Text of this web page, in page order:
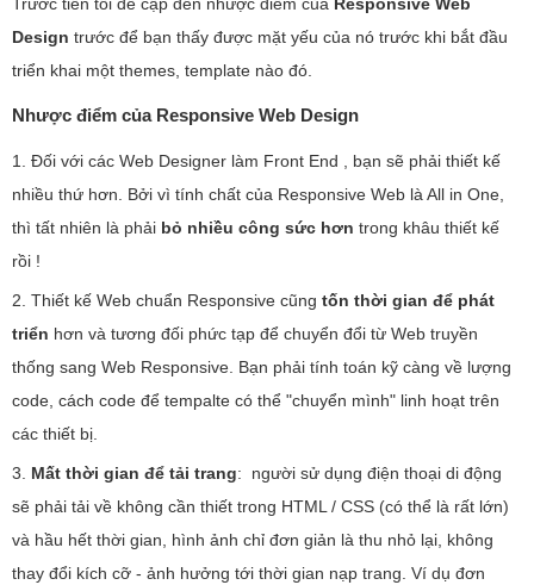
Trước tiên tôi đề cập đến nhược điểm của Responsive Web
Design trước để bạn thấy được mặt yếu của nó trước khi bắt đầu
triển khai một themes, template nào đó.
Nhược điểm của Responsive Web Design
1. Đối với các Web Designer làm Front End , bạn sẽ phải thiết kế
nhiều thứ hơn. Bởi vì tính chất của Responsive Web là All in One,
thì tất nhiên là phải bỏ nhiều công sức hơn trong khâu thiết kế
rồi !
2. Thiết kế Web chuẩn Responsive cũng tốn thời gian để phát
triển hơn và tương đối phức tạp để chuyển đổi từ Web truyền
thống sang Web Responsive. Bạn phải tính toán kỹ càng về lượng
code, cách code để tempalte có thể "chuyển mình" linh hoạt trên
các thiết bị.
3. Mất thời gian để tải trang: người sử dụng điện thoại di động
sẽ phải tải về không cần thiết trong HTML / CSS (có thể là rất lớn)
và hầu hết thời gian, hình ảnh chỉ đơn giản là thu nhỏ lại, không
thay đổi kích cỡ - ảnh hưởng tới thời gian nạp trang. Ví dụ đơn